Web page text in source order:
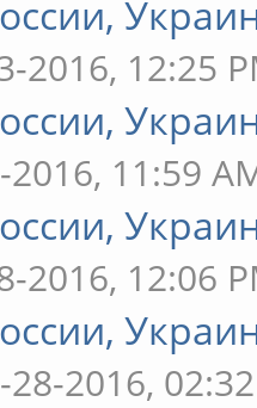
2016, 12:25
2016, 11:59
2016, 12:06
28-2016,